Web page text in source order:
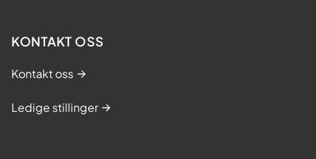
KONTAKT OSS
Kontakt oss
Ledige stillinger